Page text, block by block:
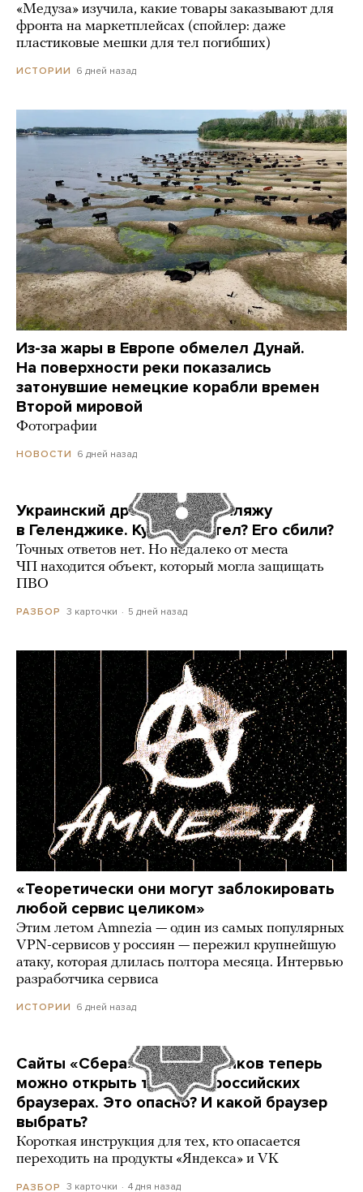
«Медуза» изучила, какие товары заказывают для
фронта на маркетплейсах (спойлер: даже
пластиковые мешки для тел погибших)
ИСТОРИИ 6 дней назад
Из-за жары в Европе обмелел Дунай.
На поверхности реки показались
затонувшие немецкие корабли времен
Второй мировой
Фотографии
НОВОСТИ 6 дней назад
Украинский дрон попал по пляжу
в Геленджике. Куда он летел? Его сбили?
Точных ответов нет. Но недалеко от места
ЧП находится объект, который могла защищать
ПВО
РАЗБОР 3 карточки 5 дней назад
«Теоретически они могут заблокировать
любой сервис целиком»
Этим летом Amnezia — один из самых популярных
VPN-сервисов у россиян — пережил крупнейшую
атаку, которая длилась полтора месяца. Интервью
разработчика сервиса
ИСТОРИИ 6 дней назад
Сайты «Сбера» и других банков теперь
можно открыть только в российских
браузерах. Это опасно? И какой браузер
выбрать?
Короткая инструкция для тех, кто опасается
переходить на продукты «Яндекса» и VK
РАЗБОР 3 карточки 4 дня назад